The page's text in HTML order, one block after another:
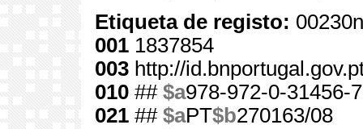
Etiqueta de registo:
001 1837854
003 http://
010 ## $a978-972-0-31456-7
021 ## $aPT$b270163/08